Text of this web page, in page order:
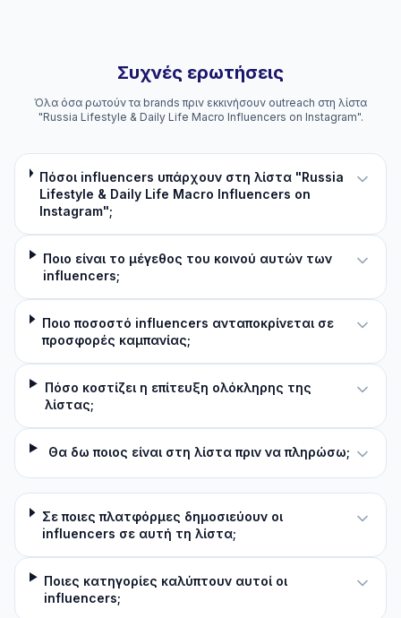
Συχνές ερωτήσεις
Όλα όσα ρωτούν τα brands πριν εκκινήσουν outreach στη λίστα
"Russia Lifestyle & Daily Life Macro Influencers on Instagram".
Πόσοι influencers υπάρχουν στη λίστα "Russia
Lifestyle & Daily Life Macro Influencers on
Instagram";
Ποιο είναι το μέγεθος του κοινού αυτών των
influencers;
Ποιο ποσοστό influencers ανταποκρίνεται σε
προσφορές καμπανίας;
Πόσο κοστίζει η επίτευξη ολόκληρης της
λίστας;
Θα δω ποιος είναι στη λίστα πριν να πληρώσω;
Σε ποιες πλατφόρμες δημοσιεύουν οι
influencers σε αυτή τη λίστα;
Ποιες κατηγορίες καλύπτουν αυτοί οι
influencers;